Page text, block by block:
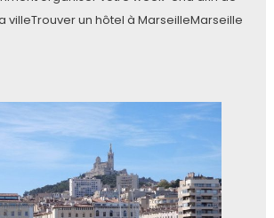
villeTrouver un hôtel à MarseilleMarseille